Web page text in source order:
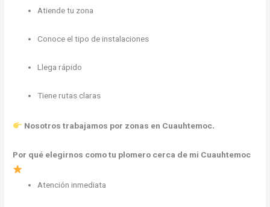
Atiende tu zona
Conoce el tipo de instalaciones
Llega rápido
Tiene rutas claras
Nosotros trabajamos por zonas en Cuauhtemoc.
Por qué elegirnos como tu plomero cerca de mi Cuauhtemoc
Atención inmediata